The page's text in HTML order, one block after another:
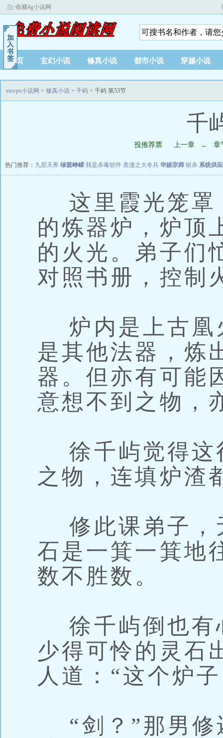
收藏4g小说网
首页 玄幻小说 修真小说 都市小说 穿越小说
stovps小说网 > 修真小说 > 千屿 > 千屿 第53节
千
投推荐票 上一章 ← 章
热门推荐： 九层天界 绿茵峥嵘 我是杀毒软件 美漫之大冬兵 华娱宗师 斩杀 系统供
这里霞光笼罩
的炼器炉，炉顶
的火光。弟子们
对照书册，控制
炉内是上古凰
是其他法器，炼
器。但亦有可能
意想不到之物，
徐千屿觉得这
之物，连填炉渣
修此课弟子，
石是一箕一箕地
数不胜数。
徐千屿倒也有
少得可怜的灵石
人道：“这个炉
“剑？”那男修